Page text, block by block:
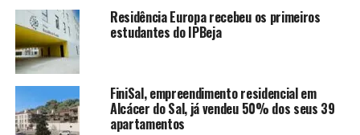
Residência Europa recebeu os primeiros
estudantes do IPBeja
FiniSal, empreendimento residencial em
Alcácer do Sal, já vendeu 50% dos seus 39
apartamentos